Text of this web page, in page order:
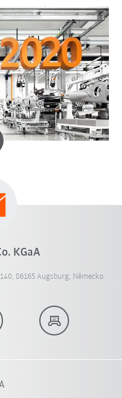
KGaA
86165 Augsburg, Německo